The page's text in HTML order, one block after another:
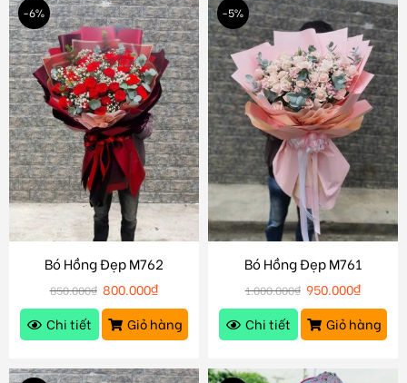
-6%
Bó Hồng Đẹp M762
850.000₫ 800.000₫
Chi tiết
Giỏ hàng
-5%
Bó Hồng Đẹp M761
1.000.000₫ 950.000₫
Chi tiết
Giỏ hàng